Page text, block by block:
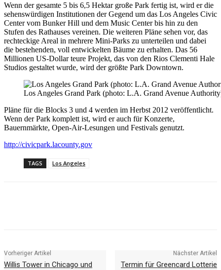
Wenn der gesamte 5 bis 6,5 Hektar große Park fertig ist, wird er die
sehenswürdigen Institutionen der Gegend um das Los Angeles Civic
Center vom Bunker Hill und dem Music Center bis hin zu den
Stufen des Rathauses vereinen. Die weiteren Pläne sehen vor, das
rechteckige Areal in mehrere Mini-Parks zu unterteilen und dabei
die bestehenden, voll entwickelten Bäume zu erhalten. Das 56
Millionen US-Dollar teure Projekt, das von den Rios Clementi Hale
Studios gestaltet wurde, wird der größte Park Downtown.
Los Angeles Grand Park (photo: L.A. Grand Avenue
Pläne für die Blocks 3 und 4 werden im Herbst 2012 veröffentlicht.
Wenn der Park komplett ist, wird er auch für Konzerte,
Bauernmärkte, Open-Air-Lesungen und Festivals genutzt.
http://civicpark.lacounty.gov
TAGS Los Angeles
Vorheriger Artikel
Willis Tower in Chicago und
Nächster Artikel
Termin für Greencard Lotterie